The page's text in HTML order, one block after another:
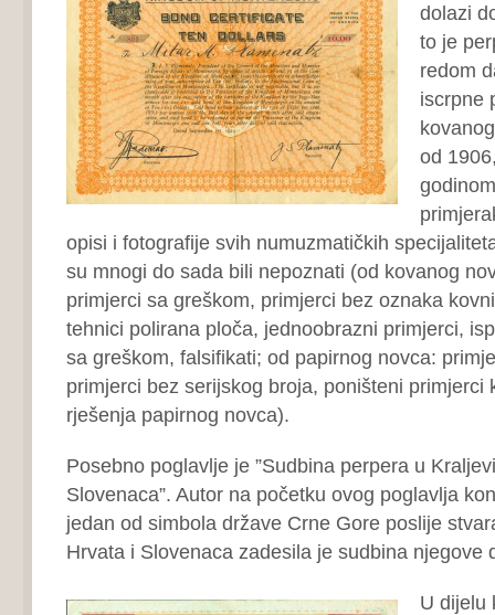
dolazi
to je
redom
iscrpne
od
opisi i fotografije svih numuzmatičkih
su mnogi do sada bili nepoznati (od kovanog
primjerci sa greškom, primjerci bez oznaka
tehnici polirana ploča, jednoobrazni primjerci,
sa greškom, falsifikati; od papirnog novca:
primjerci bez serijskog broja, poništeni primjerci
rješenja papirnog novca).
Posebno poglavlje je ”Sudbina perpera u
Slovenaca”. Autor na početku ovog poglavlja
jedan od simbola države Crne Gore poslije
Hrvata i Slovenaca zadesila je sudbina njegove
U dijelu